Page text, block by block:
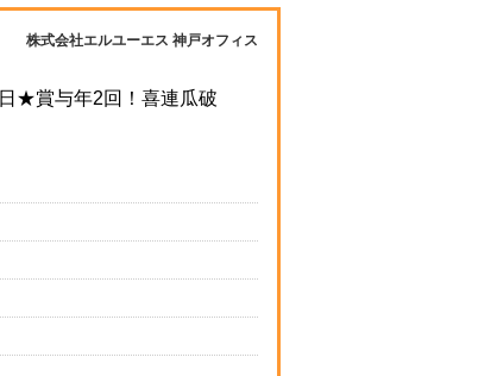
株式会社エルユーエス 神戸オフィス
★賞与年2回！喜連瓜破